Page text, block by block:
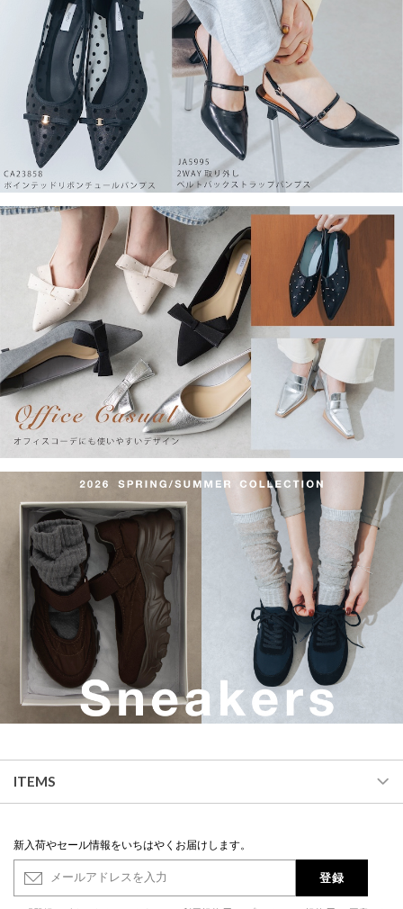
ITEMS
新入荷やセール情報をいちはやくお届けします。
登録